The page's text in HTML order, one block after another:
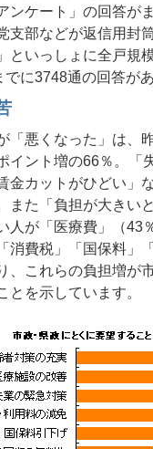
ンケート」の回答が
支部などが返信用封
といっしょに全戸規
に3748通の回答が
「悪くなった」は、
イント増の66％。「
金カットがひどい」
また「負担が大きい
人が「医療費」（43
消費税」「国保料」
、これらの負担増が
とを示しています。